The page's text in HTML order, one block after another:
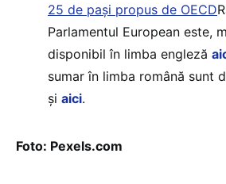
25 de pași propus de OECD
Parlamentul European este,
disponibil în limba engleză
sumar în limba română sunt
și aici.
Foto: Pexels.com